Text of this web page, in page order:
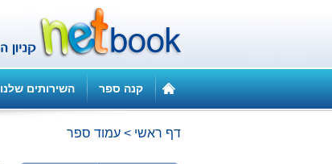
קנה ספר השירותים שלנו
דף ראשי > עמוד ספר